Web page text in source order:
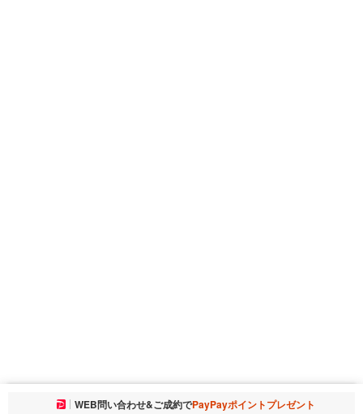
お気に入りに追加しました。 一覧を開く
WEB問い合わせ&ご成約でPayPayポイントプレゼント